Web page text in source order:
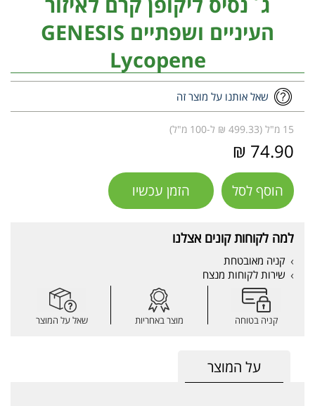
העיניים ושפתיים GENESIS
Lycopene
שאל אותנו על מוצר זה
15 מ"ל (499.33 ₪ ל-100 מ"ל)
74.90 ₪
הוסף לסל הזמן עכשיו
למה לקוחות קונים אצלנו
קניה מאובטחת
שירות לקוחות מנצח
קניה בטוחה מוצר באחריות שאל על המוצר
על המוצר